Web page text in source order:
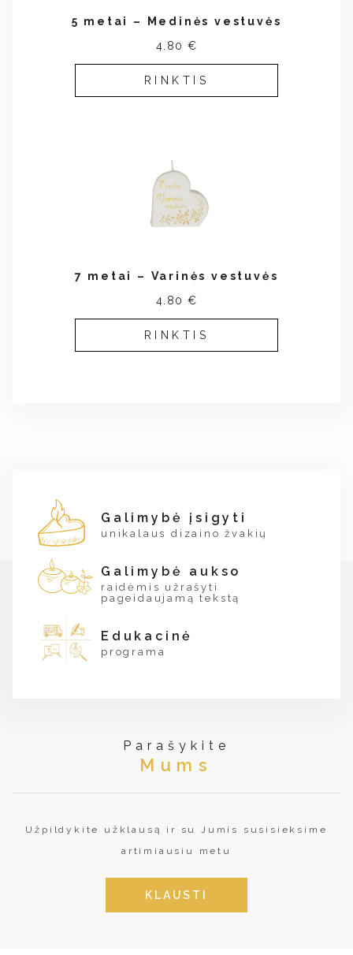
5 metai – Medinės vestuvės
4.80 €
RINKTIS
7 metai – Varinės vestuvės
4.80 €
RINKTIS
Galimybė įsigyti
unikalaus dizaino žvakių
Galimybė aukso
raidėmis užrašyti
pageidaujamą tekstą
Edukacinė
programa
Parašykite
Mums
Užpildykite užklausą ir su Jumis susisieksime
artimiausiu metu
KLAUSTI